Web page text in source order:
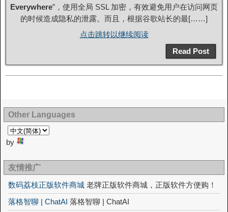
Everywhere”，使用全局 SSL 加密，有效避免用户在访问网页
的时候造成隐私的泄露。而且，根据谷歌站长的最[……]
点击跳转以继续阅读
Read Post
Other Languages
by
友情推广
数码荔枝正版软件商城 老牌正版软件商城，正版软件方便购！
落格智聊 | ChatAI 落格智聊 | ChatAI